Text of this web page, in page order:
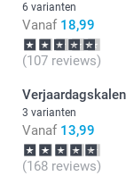
6 varianten
Vanaf 18,99
(107 reviews)
3 varianten
Vanaf 13,99
(168 reviews)